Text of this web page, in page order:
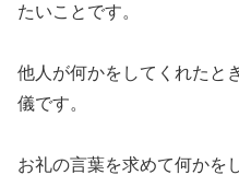
たいことです。
他人が何かをしてくれたと
儀です。
お礼の言葉を求めて何かを